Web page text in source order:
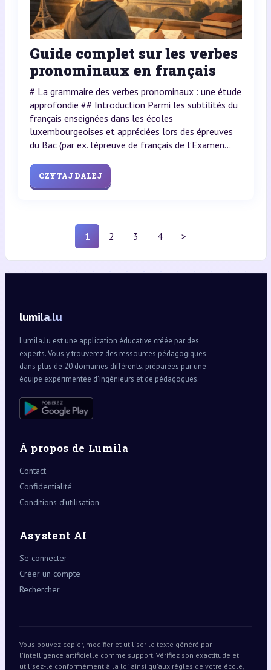
Guide complet sur les verbes
pronominaux en français
# La grammaire des verbes pronominaux : une étude
approfondie ## Introduction Parmi les subtilités du
français enseignées dans les écoles
luxembourgeoises et appréciées lors des épreuves
du Bac (par ex. l’épreuve de français de l’Examen...
CZYTAJ DALEJ
1 2 3 4 >
lumila.lu
Lumila.lu est une application éducative créée par des
experts. Vous y trouverez des ressources pédagogiques
dans plus de 20 domaines différents, préparées par une
équipe expérimentée d’ingénieurs et de pédagogues.
À propos de Lumila
Contact
Confidentialité
Conditions d’utilisation
Asystent AI
Se connecter
Créer un compte
Rechercher
Vous pouvez copier, modifier et utiliser le texte généré par
l'intelligence artificielle comme support. Vérifiez son exactitude et
utilisez-le conformément à la loi ainsi qu'aux règles de votre école,